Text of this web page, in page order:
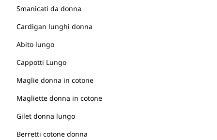
Smanicati da donna
Cardigan lunghi donna
Abito lungo
Cappotti Lungo
Maglie donna in cotone
Magliette donna in cotone
Gilet donna lungo
Berretti cotone donna